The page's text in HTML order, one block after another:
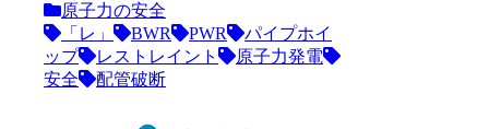
原子力の安全
「レ」
BWR PWR
パイプホイ
ップ
レストレイント
原子力発電
安全
配管破断